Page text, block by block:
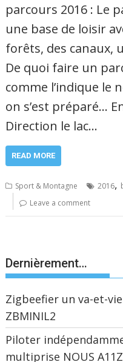
parcours 2016 : Le
une base de loisir
forêts, des canaux,
De quoi faire un
comme l’indique le
on s’est préparé…
Direction le lac…
READ MORE
Sport & Montagne 2016,
Leave a comment
Dernièrement…
Zigbeefier un va-et-
ZBMINIL2
Piloter
multiprise NOUS